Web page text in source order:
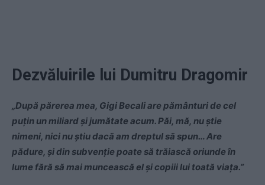
Dezvăluirile lui Dumitru Dragomir
„După părerea mea, Gigi Becali are pământuri de cel
puțin un miliard și jumătate acum. Păi, mă, nu știe
nimeni, nici nu știu dacă am dreptul să spun… Are
pădure, și din subvenție poate să trăiască oriunde în
lume fără să mai muncească el și copiii lui toată viața.”